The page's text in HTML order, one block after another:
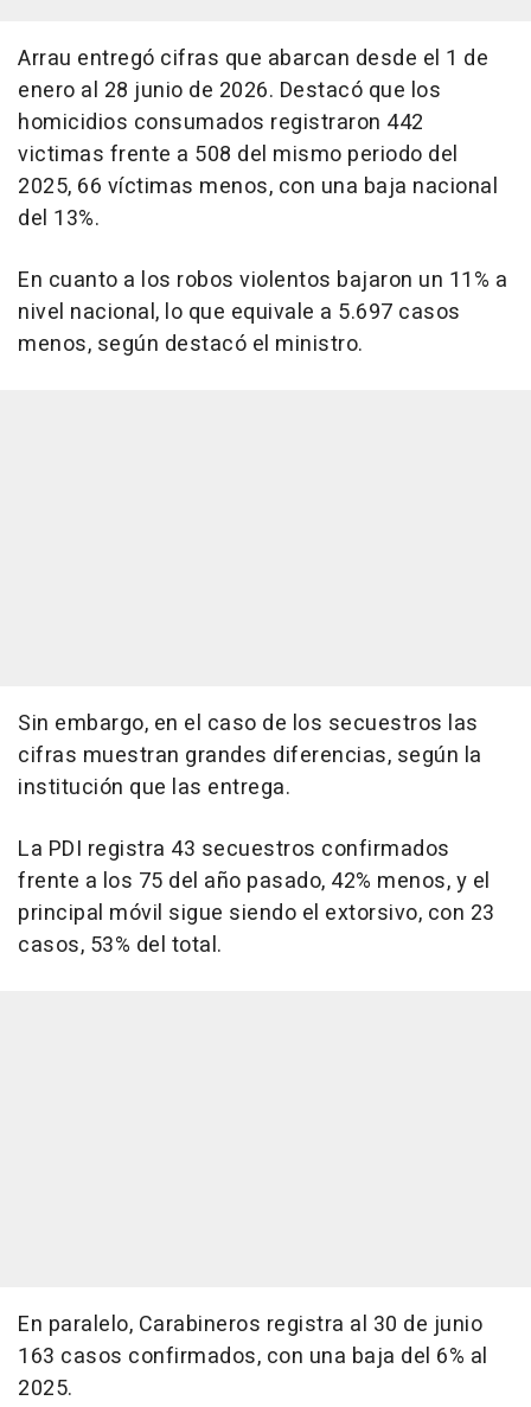
Arrau entregó cifras que abarcan desde el 1 de
enero al 28 junio de 2026. Destacó que los
homicidios consumados registraron 442
victimas frente a 508 del mismo periodo del
2025, 66 víctimas menos, con una baja nacional
del 13%.
En cuanto a los robos violentos bajaron un 11% a
nivel nacional, lo que equivale a 5.697 casos
menos, según destacó el ministro.
Sin embargo, en el caso de los secuestros las
cifras muestran grandes diferencias, según la
institución que las entrega.
La PDI registra 43 secuestros confirmados
frente a los 75 del año pasado, 42% menos, y el
principal móvil sigue siendo el extorsivo, con 23
casos, 53% del total.
En paralelo, Carabineros registra al 30 de junio
163 casos confirmados, con una baja del 6% al
2025.